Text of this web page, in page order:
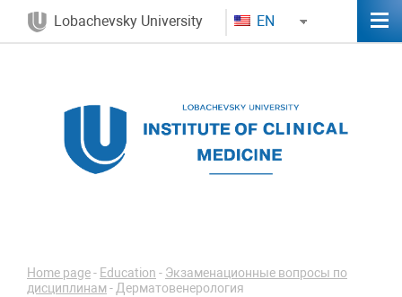
Lobachevsky University EN
Home page- Education - Экзаменационные вопросы по
дисциплинам -Дерматовенерология